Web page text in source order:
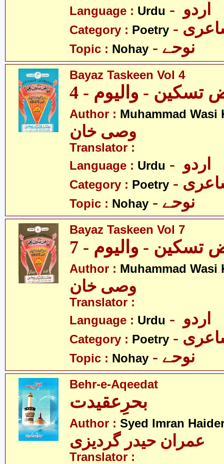
Language : Urdu
Category : Poetry
Topic : Nohay
Bayaz Taskeen Vol 4
تسکین - والیوم - 4
Author : Muhammad Wasi
وصی خان
Translator :
Language : Urdu
Category : Poetry
Topic : Nohay
Bayaz Taskeen Vol 7
تسکین - والیوم - 7
Author : Muhammad Wasi
وصی خان
Translator :
Language : Urdu
Category : Poetry
Topic : Nohay
Behr-e-Aqeedat
بحرِعقیدت
Author : Syed Imran
عمران حیدر گردیزی
Translator :